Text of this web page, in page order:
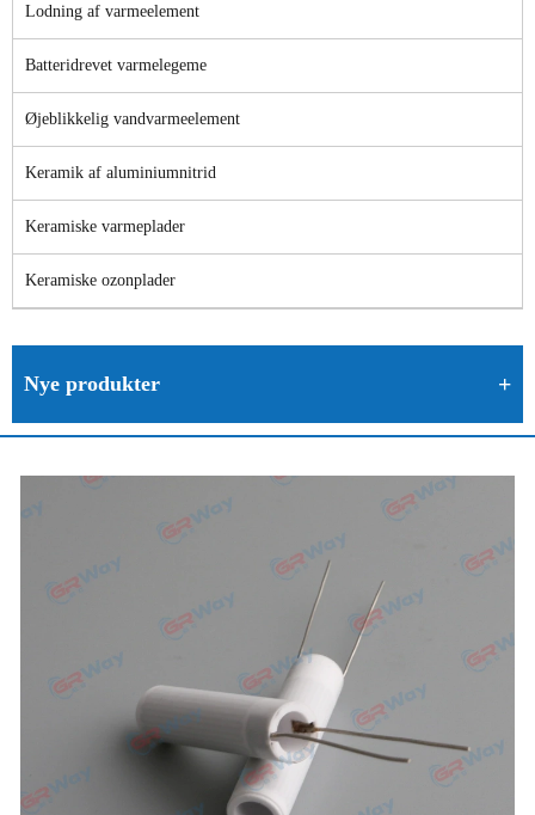
Lodning af varmeelement
Batteridrevet varmelegeme
Øjeblikkelig vandvarmeelement
Keramik af aluminiumnitrid
Keramiske varmeplader
Keramiske ozonplader
Nye produkter